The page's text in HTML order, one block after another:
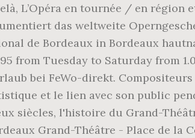
L’Opéra en tournée / en région
das weltweite
de Bordeaux in Bordeaux
from Tuesday to Saturday from
bei FeWo-direkt.
et le lien avec son public
siècles, l'histoire du Grand-
Grand-Théâtre - Place de la